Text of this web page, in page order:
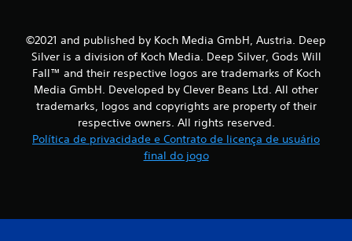
©2021 and published by Koch Media GmbH, Austria. Deep
Silver is a division of Koch Media. Deep Silver, Gods Will
Fall™ and their respective logos are trademarks of Koch
Media GmbH. Developed by Clever Beans Ltd. All other
trademarks, logos and copyrights are property of their
respective owners. All rights reserved.
Política de privacidade e Contrato de licença de usuário
final do jogo